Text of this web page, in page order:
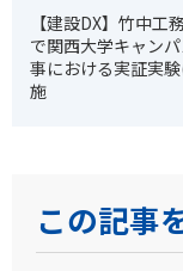
【建設DX】竹中工
で関西大学キャン
事における実証実
施
この記事